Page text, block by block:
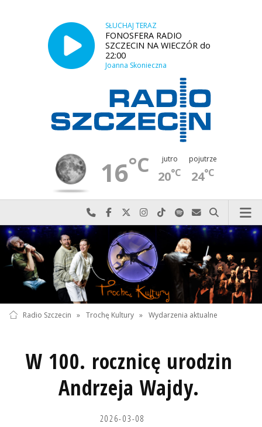
SŁUCHAJ TERAZ
FONOSFERA RADIO
SZCZECIN NA WIECZÓR do
22:00
Joanna Skonieczna
16°C jutro
20°C
pojutrze
24°C
Najlepiej po prostu do nas zadzwoń
Odwiedź nas na Facebook-u
Odwiedź nas na X
Odwiedź nas na Instagram-ie
Odwiedź nas na TikTok-u
Szukaj nas na Spotify
Wyślij do nas
Szukaj
Radio Szczecin » Trochę Kultury » Wydarzenia aktualne
W 100. rocznicę urodzin
Andrzeja Wajdy.
2026-03-08